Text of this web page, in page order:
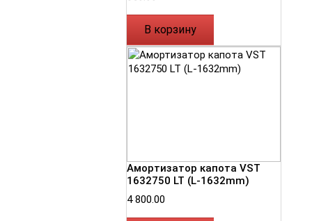
В корзину
Амортизатор капота VST
1632750 LT (L-1632mm)
4 800.00